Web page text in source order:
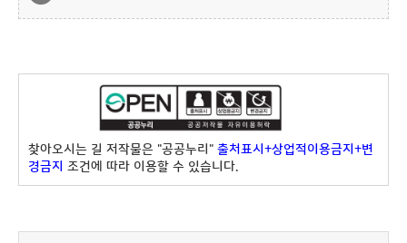
찾아오시는 길 저작물은 "공공누리" 출처표시+상업적이용금지+변
경금지 조건에 따라 이용할 수 있습니다.